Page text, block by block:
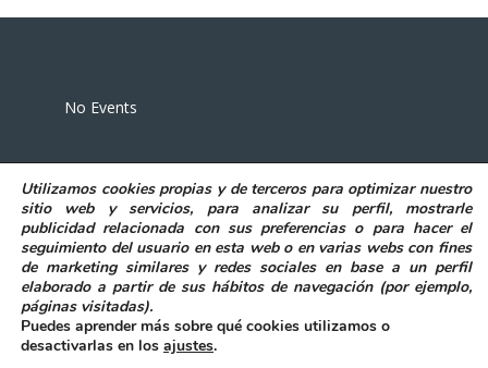
No Events
POLITICA DE PRIVACIDAD
AVISO LEGAL
POLITICA DE COOKIES
DECLARACIÓN DE ACCESIBILIDAD
Utilizamos cookies propias y de terceros para optimizar nuestro
sitio web y servicios, para analizar su perfil, mostrarle
publicidad relacionada con sus preferencias o para hacer el
seguimiento del usuario en esta web o en varias webs con fines
de marketing similares y redes sociales en base a un perfil
elaborado a partir de sus hábitos de navegación (por ejemplo,
páginas visitadas).
Puedes aprender más sobre qué cookies utilizamos o
desactivarlas en los ajustes.